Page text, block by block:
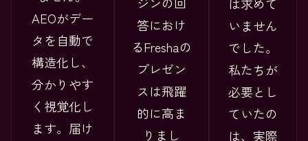
AEOがデー
タを自動で
構造化し、
分かりやす
く視覚化し
ます。届け
答におけ
るFreshaの
プレゼン
スは飛躍
的に高ま
りまし
は求めて
いません
でした。
私たちが
必要とし
ていたの
は、実際